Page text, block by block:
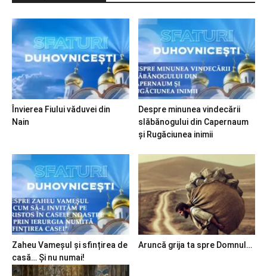
Învierea Fiului văduvei din
Nain
Despre minunea vindecării
slăbănogului din Capernaum
și Rugăciunea inimii
Zaheu Vameșul și sfințirea de
casă… Și nu numai!
Aruncă grija ta spre Domnul…